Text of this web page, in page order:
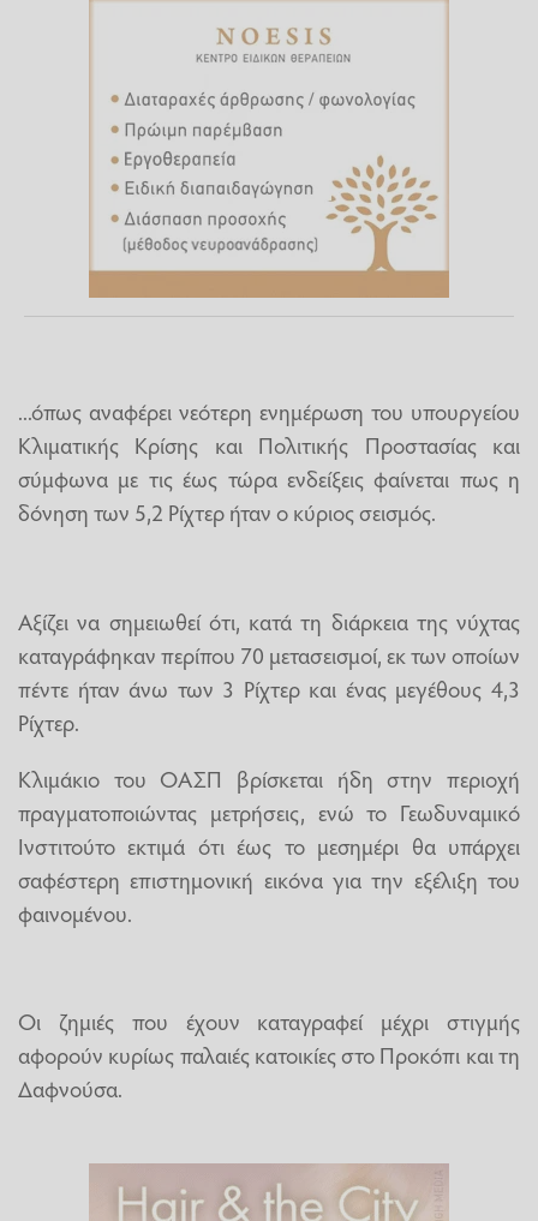
...όπως αναφέρει νεότερη ενημέρωση του υπουργείου
Κλιματικής Κρίσης και Πολιτικής Προστασίας και
σύμφωνα με τις έως τώρα ενδείξεις φαίνεται πως η
δόνηση των 5,2 Ρίχτερ ήταν ο κύριος σεισμός.
Αξίζει να σημειωθεί ότι, κατά τη διάρκεια της νύχτας
καταγράφηκαν περίπου 70 μετασεισμοί, εκ των οποίων
πέντε ήταν άνω των 3 Ρίχτερ και ένας μεγέθους 4,3
Ρίχτερ.
Κλιμάκιο του ΟΑΣΠ βρίσκεται ήδη στην περιοχή
πραγματοποιώντας μετρήσεις, ενώ το Γεωδυναμικό
Ινστιτούτο εκτιμά ότι έως το μεσημέρι θα υπάρχει
σαφέστερη επιστημονική εικόνα για την εξέλιξη του
φαινομένου.
Οι ζημιές που έχουν καταγραφεί μέχρι στιγμής
αφορούν κυρίως παλαιές κατοικίες στο Προκόπι και τη
Δαφνούσα.